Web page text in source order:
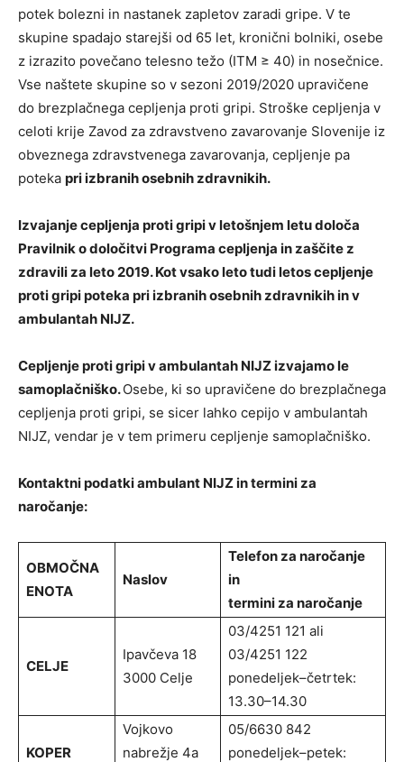
potek bolezni in nastanek zapletov zaradi gripe. V te
skupine spadajo starejši od 65 let, kronični bolniki, osebe
z izrazito povečano telesno težo (ITM ≥ 40) in nosečnice.
Vse naštete skupine so v sezoni 2019/2020 upravičene
do brezplačnega cepljenja proti gripi. Stroške cepljenja v
celoti krije Zavod za zdravstveno zavarovanje Slovenije iz
obveznega zdravstvenega zavarovanja, cepljenje pa
poteka pri izbranih osebnih zdravnikih.
Izvajanje cepljenja proti gripi v letošnjem letu določa
Pravilnik o določitvi Programa cepljenja in zaščite z
zdravili za leto 2019. Kot vsako leto tudi letos cepljenje
proti gripi poteka pri izbranih osebnih zdravnikih in v
ambulantah NIJZ.
Cepljenje proti gripi v ambulantah NIJZ izvajamo le
samoplačniško.Osebe, ki so upravičene do brezplačnega
cepljenja proti gripi, se sicer lahko cepijo v ambulantah
NIJZ, vendar je v tem primeru cepljenje samoplačniško.
Kontaktni podatki ambulant NIJZ in termini za
naročanje:
OBMOČNA
ENOTA
Naslov
Telefon za naročanje
in
termini za naročanje
CELJE
Ipavčeva 18
3000 Celje
03/4251 121 ali
03/4251 122
ponedeljek–četrtek:
13.30–14.30
KOPER
Vojkovo
nabrežje 4a
05/6630 842
ponedeljek–petek: